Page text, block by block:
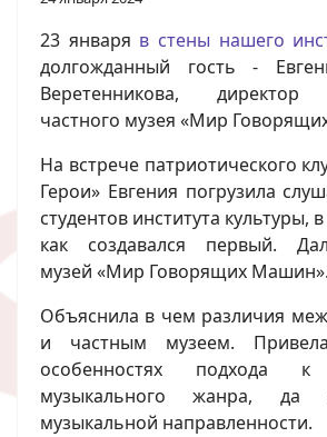
23 января в стены нашего
долгожданный гость -
Веретенникова, директор
частного музея «Мир
На встрече патриотического
Герои» Евгения погрузила
студентов института культуры,
как создавался первый.
музей «Мир Говорящих Машин».
Объяснила в чем различия
и частным музеем.
особенностях подхода к
музыкального жанра,
музыкальной направленности.